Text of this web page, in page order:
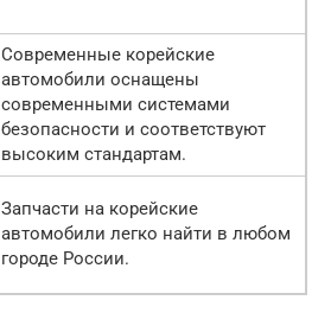
Современные корейские
автомобили оснащены
современными системами
безопасности и соответствуют
высоким стандартам.
Запчасти на корейские
автомобили легко найти в любом
городе России.